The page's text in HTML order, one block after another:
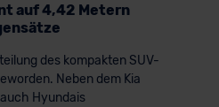
auf 4,42 Metern
des kompakten SUV-
Neben dem Kia
Hyundais